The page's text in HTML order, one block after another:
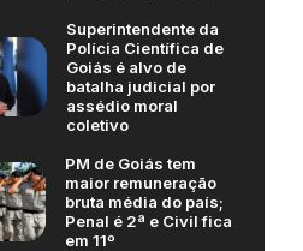
Superintendente da
Polícia Científica de
Goiás é alvo de
batalha judicial por
assédio moral
coletivo
PM de Goiás tem
maior remuneração
bruta média do país;
Penal é 2ª e Civil fica
em 11º